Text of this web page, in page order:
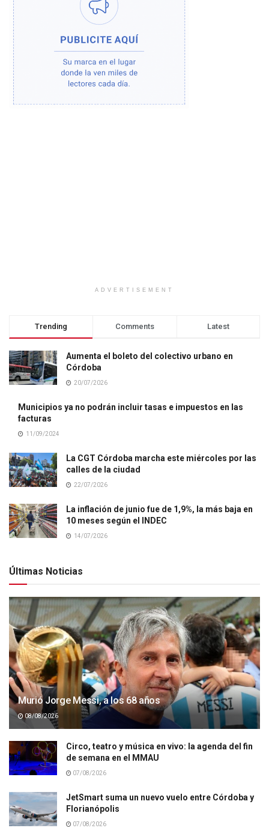
ADVERTISEMENT
Trending Comments Latest
Aumenta el boleto del colectivo urbano en
Córdoba
20/07/2026
Municipios ya no podrán incluir tasas e impuestos en las
facturas
11/09/2024
La CGT Córdoba marcha este miércoles por las
calles de la ciudad
22/07/2026
La inflación de junio fue de 1,9%, la más baja en
10 meses según el INDEC
14/07/2026
Últimas Noticias
Murió Jorge Messi, a los 68 años
08/08/2026
Circo, teatro y música en vivo: la agenda del fin
de semana en el MMAU
07/08/2026
JetSmart suma un nuevo vuelo entre Córdoba y
Florianópolis
07/08/2026